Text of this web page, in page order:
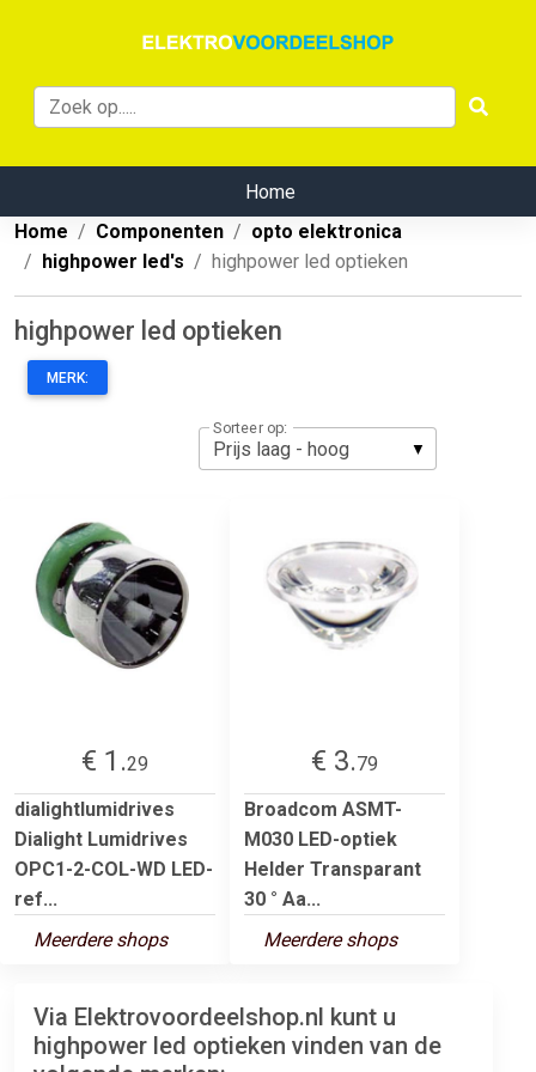
Home
Home
Componenten
opto elektronica
highpower led's
highpower led optieken
highpower led optieken
MERK:
Sorteer op:
€ 1.29
dialightlumidrives
Dialight Lumidrives
OPC1-2-COL-WD LED-
ref...
Meerdere shops
€ 3.79
Broadcom ASMT-
M030 LED-optiek
Helder Transparant
30 ° Aa...
Meerdere shops
Via Elektrovoordeelshop.nl kunt u
highpower led optieken vinden van de